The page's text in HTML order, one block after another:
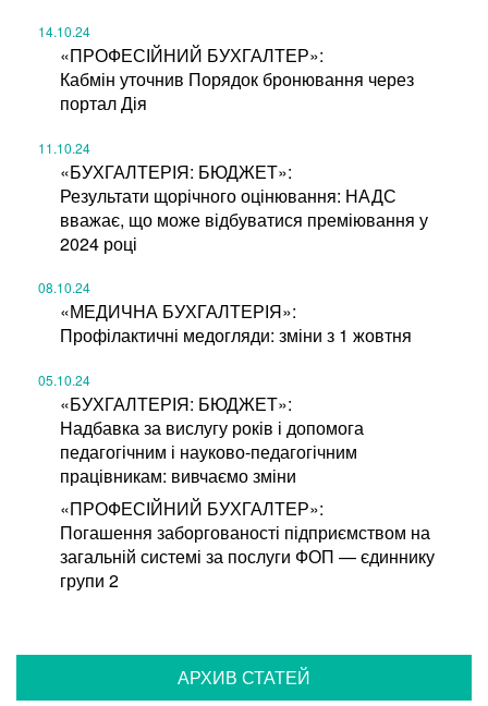
14.10.24
«ПРОФЕСІЙНИЙ БУХГАЛТЕР»:
Кабмін уточнив Порядок бронювання через
портал Дія
11.10.24
«БУХГАЛТЕРІЯ: БЮДЖЕТ»:
Результати щорічного оцінювання: НАДС
вважає, що може відбуватися преміювання у
2024 році
08.10.24
«МЕДИЧНА БУХГАЛТЕРІЯ»:
Профілактичні медогляди: зміни з 1 жовтня
05.10.24
«БУХГАЛТЕРІЯ: БЮДЖЕТ»:
Надбавка за вислугу років і допомога
педагогічним і науково-педагогічним
працівникам: вивчаємо зміни
«ПРОФЕСІЙНИЙ БУХГАЛТЕР»:
Погашення заборгованості підприємством на
загальній системі за послуги ФОП — єдиннику
групи 2
АРХИВ СТАТЕЙ